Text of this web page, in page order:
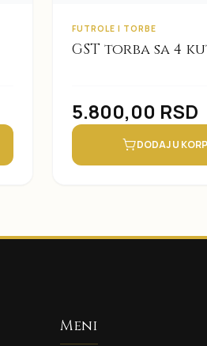
FUTROLE I TORBE
GST torba sa 4
5.800,00 RSD
DODAJ U
Meni